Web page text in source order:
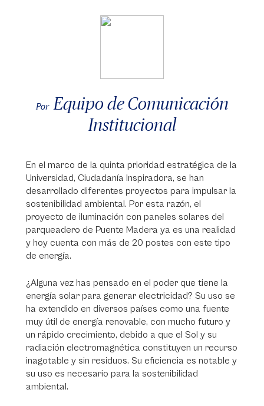
Por Equipo de Comunicación
Institucional
En el marco de la quinta prioridad estratégica de la
Universidad, Ciudadanía Inspiradora, se han
desarrollado diferentes proyectos para impulsar la
sostenibilidad ambiental. Por esta razón, el
proyecto de iluminación con paneles solares del
parqueadero de Puente Madera ya es una realidad
y hoy cuenta con más de 20 postes con este tipo
de energía.
¿Alguna vez has pensado en el poder que tiene la
energía solar para generar electricidad? Su uso se
ha extendido en diversos países como una fuente
muy útil de energía renovable, con mucho futuro y
un rápido crecimiento, debido a que el Sol y su
radiación electromagnética constituyen un recurso
inagotable y sin residuos. Su eficiencia es notable y
su uso es necesario para la sostenibilidad
ambiental.